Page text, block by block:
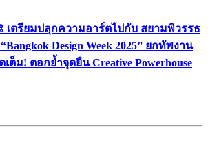
เตรียมปลุกความอาร์ตไปกับ สยามพิวรรธ
Design Week 2025” ยกทัพงาน
ต็ม! ตอกย้ำจุดยืน Creative Powerhouse